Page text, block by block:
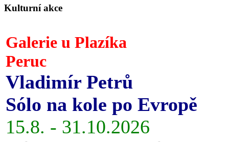
Kulturní akce
Galerie u Plazíka
Peruc
Vladimír Petrů
Sólo na kole po Evropě
15.8. - 31.10.2026